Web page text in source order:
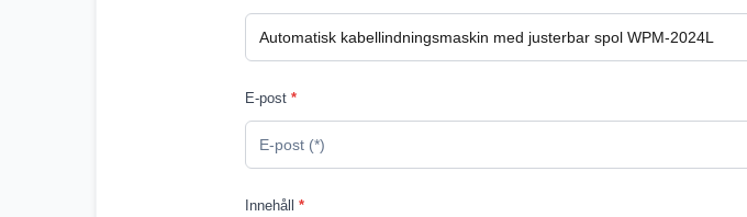
E-post *
Innehåll *